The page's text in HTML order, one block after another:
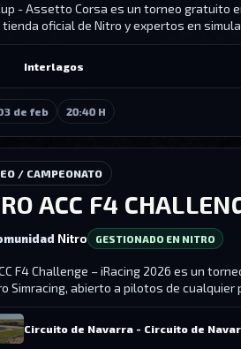
- Assetto Corsa es un torneo gratuito
tienda oficial de Nitro y expertos en
Interlagos
de feb 20:40 H
/ CAMPEONATO
ACC F4
Nitro GESTIONADO EN NITRO
F4 Challenge – iRacing 2026 es un
Simracing, abierto a pilotos de cualquier
Circuito de Navarra - Circuito de